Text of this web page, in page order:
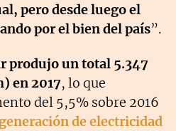
pero desde luego el
por el bien del país”.
produjo un total 5.347
en 2017, lo que
del 5,5% sobre 2016
de electricidad